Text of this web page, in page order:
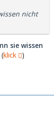
nicht
sie wissen
(klick )